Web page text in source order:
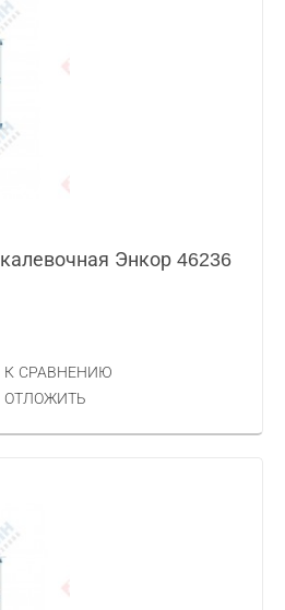
Энкор 46236
К СРАВНЕНИЮ
ОТЛОЖИТЬ